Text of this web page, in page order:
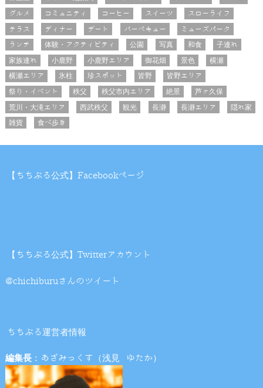
グルメ
コミュニティ コーヒー スイーツ
スローライフ
テラス
ディナー デート バーベキュー
ミューズパーク
ランチ
体験・アクティビティ 公園 写真 和食
子連れ
家族連れ
小鹿野 小鹿野エリア 御花畑 景色
横瀬
横瀬エリア
氷柱 珍スポット 皆野
皆野エリア
祭り・イベント
秩父 秩父市内エリア 絶景
芦ヶ久保
荒川・大滝エリア
西武秩父 観光 長瀞 長瀞エリア
隠れ家
雑貨
食べ歩き
【ちちぶる公式】Facebookページ
【ちちぶる公式】Twitterアカウント
@chichiburuさんのツイート
ちちぶる運営者情報
編集長：あざみっくす（浅見 ゆたか）